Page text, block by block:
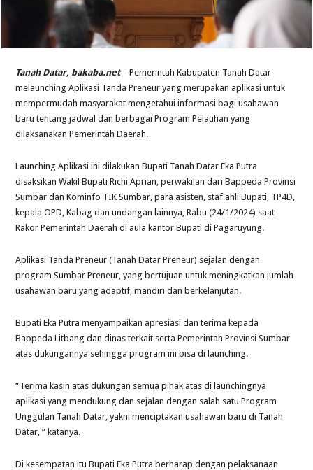
Tanah Datar, bakaba.net– Pemerintah Kabupaten Tanah Datar
melaunching Aplikasi Tanda Preneur yang merupakan aplikasi untuk
mempermudah masyarakat mengetahui informasi bagi usahawan
baru tentang jadwal dan berbagai Program Pelatihan yang
dilaksanakan Pemerintah Daerah.
Launching Aplikasi ini dilakukan Bupati Tanah Datar Eka Putra
disaksikan Wakil Bupati Richi Aprian, perwakilan dari Bappeda Provinsi
Sumbar dan Kominfo TIK Sumbar, para asisten, staf ahli Bupati, TP4D,
kepala OPD, Kabag dan undangan lainnya, Rabu (24/1/2024) saat
Rakor Pemerintah Daerah di aula kantor Bupati di Pagaruyung.
Aplikasi Tanda Preneur (Tanah Datar Preneur) sejalan dengan
program Sumbar Preneur, yang bertujuan untuk meningkatkan jumlah
usahawan baru yang adaptif, mandiri dan berkelanjutan.
Bupati Eka Putra menyampaikan apresiasi dan terima kepada
Bappeda Litbang dan dinas terkait serta Pemerintah Provinsi Sumbar
atas dukungannya sehingga program ini bisa di launching.
“Terima kasih atas dukungan semua pihak atas di launchingnya
aplikasi yang mendukung dan sejalan dengan salah satu Program
Unggulan Tanah Datar, yakni menciptakan usahawan baru di Tanah
Datar, ” katanya.
Di kesempatan itu Bupati Eka Putra berharap dengan pelaksanaan